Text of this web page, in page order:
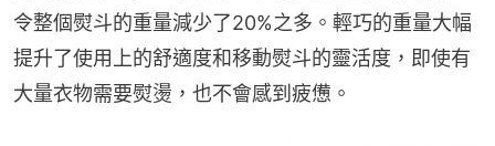
令整個熨斗的重量減少了20%之多。輕巧的重量大幅
提升了使用上的舒適度和移動熨斗的靈活度，即使有
大量衣物需要熨燙，也不會感到疲憊。